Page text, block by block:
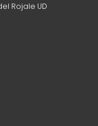
Rojale UD